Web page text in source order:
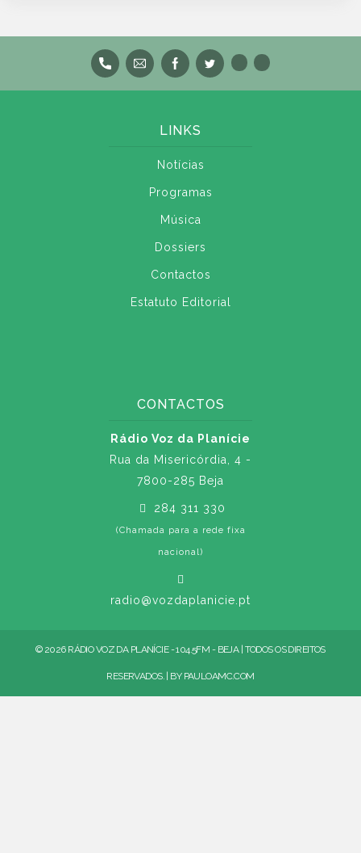
LINKS
Notícias
Programas
Música
Dossiers
Contactos
Estatuto Editorial
CONTACTOS
Rádio Voz da Planície
Rua da Misericórdia, 4 -
7800-285 Beja
284 311 330
(Chamada para a rede fixa
nacional)
radio@vozdaplanicie.pt
© 2026 RÁDIO VOZ DA PLANÍCIE - 104.5FM - BEJA | TODOS OS DIREITOS
RESERVADOS. | BY PAULOAMC.COM